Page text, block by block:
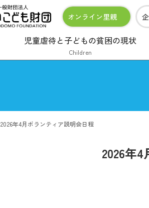
オンライン里親
児童虐待と子どもの貧困の現状
Children
2026年4月ボランティア説明会日程
2026年